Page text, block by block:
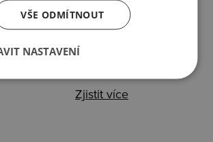
Balení
Zjistit více
VŠE ODMÍTNOUT
NASTAVENÍ